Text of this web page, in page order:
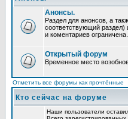
Анонсы.
Раздел для анонсов, а
соответствующий
и коментариев ограничена.
Открытый форум
Временное место
Отметить все форумы как прочтённые
Кто сейчас на форуме
Наши пользователи